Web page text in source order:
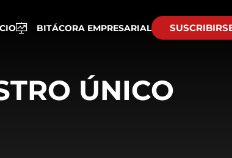
BITÁCORA EMPRESARIAL
ÚNICO